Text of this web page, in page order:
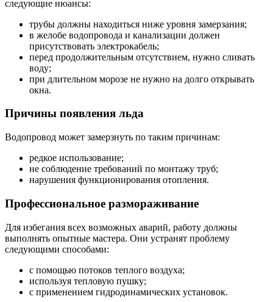
следующие нюансы:
трубы должны находиться ниже уровня замерзания;
в желобе водопровода и канализации должен
присутствовать электрокабель;
перед продолжительным отсутствием, нужно сливать
воду;
при длительном морозе не нужно на долго открывать
окна.
Причины появления льда
Водопровод может замерзнуть по таким причинам:
редкое использование;
не соблюдение требований по монтажу труб;
нарушения функционирования отопления.
Профессиональное размораживание
Для избегания всех возможных аварий, работу должны
выполнять опытные мастера. Они устранят проблему
следующими способами:
с помощью потоков теплого воздуха;
используя тепловую пушку;
с применением гидродинамических установок.